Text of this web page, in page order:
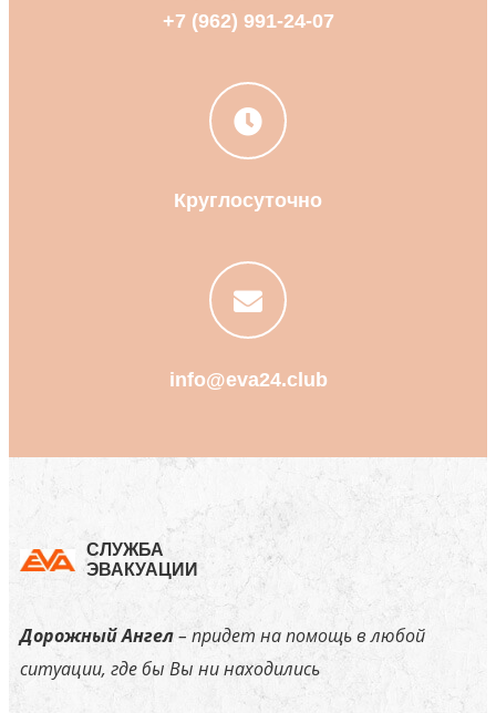
+7 (962) 991-24-07
Круглосуточно
info@eva24.club
СЛУЖБА
ЭВАКУАЦИИ
Дорожный Ангел– придет на помощь в любой
ситуации, где бы Вы ни находились